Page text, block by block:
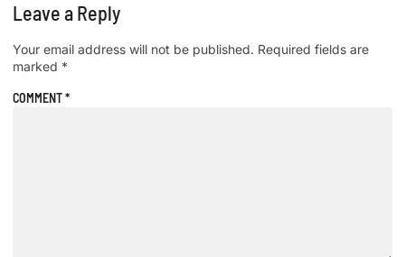
Leave a Reply
Your email address will not be published. Required fields are
marked *
COMMENT*